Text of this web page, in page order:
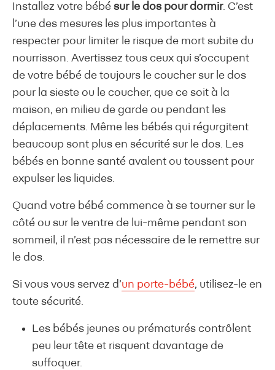
Installez votre bébé sur le dos pour dormir. C’est
l’une des mesures les plus importantes à
respecter pour limiter le risque de mort subite du
nourrisson. Avertissez tous ceux qui s’occupent
de votre bébé de toujours le coucher sur le dos
pour la sieste ou le coucher, que ce soit à la
maison, en milieu de garde ou pendant les
déplacements. Même les bébés qui régurgitent
beaucoup sont plus en sécurité sur le dos. Les
bébés en bonne santé avalent ou toussent pour
expulser les liquides.
Quand votre bébé commence à se tourner sur le
côté ou sur le ventre de lui-même pendant son
sommeil, il n’est pas nécessaire de le remettre sur
le dos.
Si vous vous servez d’un porte-bébé, utilisez-le en
toute sécurité.
Les bébés jeunes ou prématurés contrôlent
peu leur tête et risquent davantage de
suffoquer.